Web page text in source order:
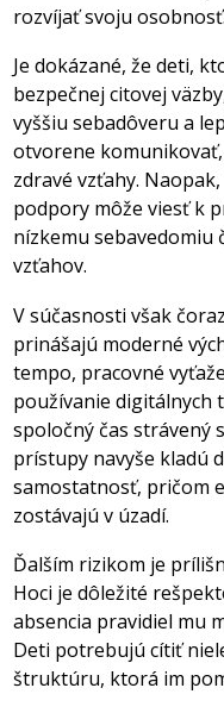
rozvíjať svoju osobnosť.
Je dokázané, že deti,
bezpečnej citovej
vyššiu sebadôveru a
otvorene
zdravé vzťahy.
podpory môže viesť k
nízkemu sebavedomiu
vzťahov.
V súčasnosti však
prinášajú moderné
tempo, pracovné
používanie digitálnych
spoločný čas strávený
prístupy navyše kladú
samostatnosť, pričom
zostávajú v úzadí.
Ďalším rizikom je
Hoci je dôležité
absencia pravidiel mu
Deti potrebujú cítiť
štruktúru, ktorá im